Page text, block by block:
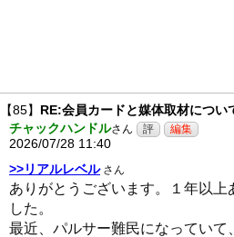
【85】 RE:会員カードと媒体取材につい
チャックハンドルさん
2026/07/28 11:40
>>リアルレベルさん
ありがとうございます。１年以上
した。
最近、パルサー難民になっていて